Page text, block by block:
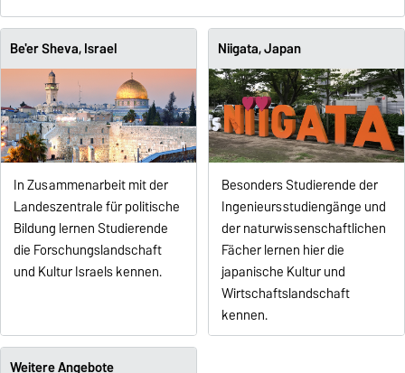
Be'er Sheva, Israel
In Zusammenarbeit mit der
Landeszentrale für politische
Bildung lernen Studierende
die Forschungslandschaft
und Kultur Israels kennen.
Niigata, Japan
Besonders Studierende der
Ingenieursstudiengänge und
der naturwissenschaftlichen
Fächer lernen hier die
japanische Kultur und
Wirtschaftslandschaft
kennen.
Weitere Angebote